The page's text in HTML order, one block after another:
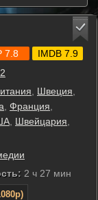
Швеция
Франция
Швейцария
2 ч 27 мин
7.8 IMDB 7.9